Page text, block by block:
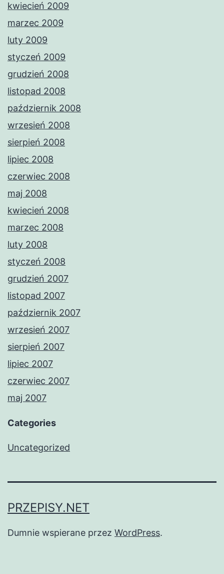
kwiecień 2009
marzec 2009
luty 2009
styczeń 2009
grudzień 2008
listopad 2008
październik 2008
wrzesień 2008
sierpień 2008
lipiec 2008
czerwiec 2008
maj 2008
kwiecień 2008
marzec 2008
luty 2008
styczeń 2008
grudzień 2007
listopad 2007
październik 2007
wrzesień 2007
sierpień 2007
lipiec 2007
czerwiec 2007
maj 2007
Categories
Uncategorized
PRZEPISY.NET
Dumnie wspierane przez WordPress.